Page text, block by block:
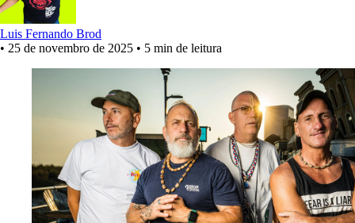
Luis Fernando Brod
• 25 de novembro de 2025 • 5 min de leitura